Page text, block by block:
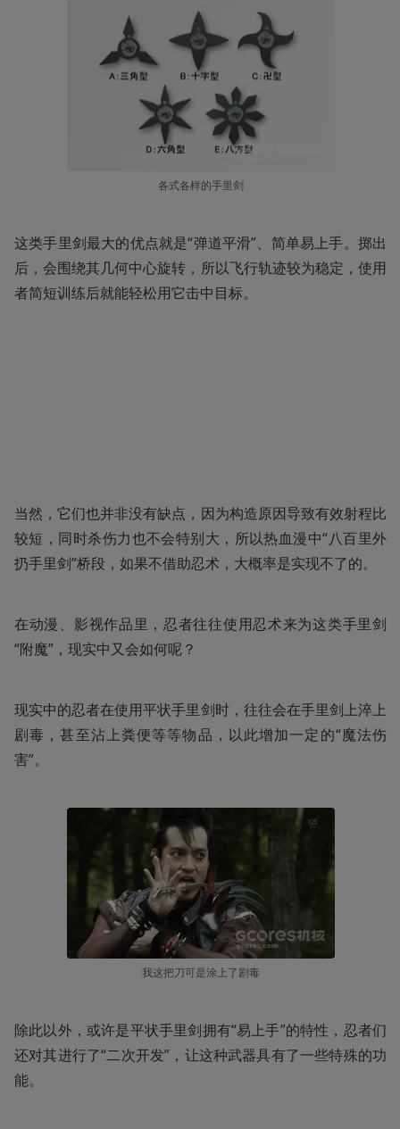
各式各样的手里剑
这类手里剑最大的优点就是“弹道平滑”、简单易上手。掷出
后，会围绕其几何中心旋转，所以飞行轨迹较为稳定，使用
者简短训练后就能轻松用它击中目标。
当然，它们也并非没有缺点，因为构造原因导致有效射程比
较短，同时杀伤力也不会特别大，所以热血漫中“八百里外
扔手里剑”桥段，如果不借助忍术，大概率是实现不了的。
在动漫、影视作品里，忍者往往使用忍术来为这类手里剑
“附魔”，现实中又会如何呢？
现实中的忍者在使用平状手里剑时，往往会在手里剑上淬上
剧毒，甚至沾上粪便等等物品，以此增加一定的“魔法伤
害”。
我这把刀可是涂上了剧毒
除此以外，或许是平状手里剑拥有“易上手”的特性，忍者们
还对其进行了“二次开发”，让这种武器具有了一些特殊的功
能。